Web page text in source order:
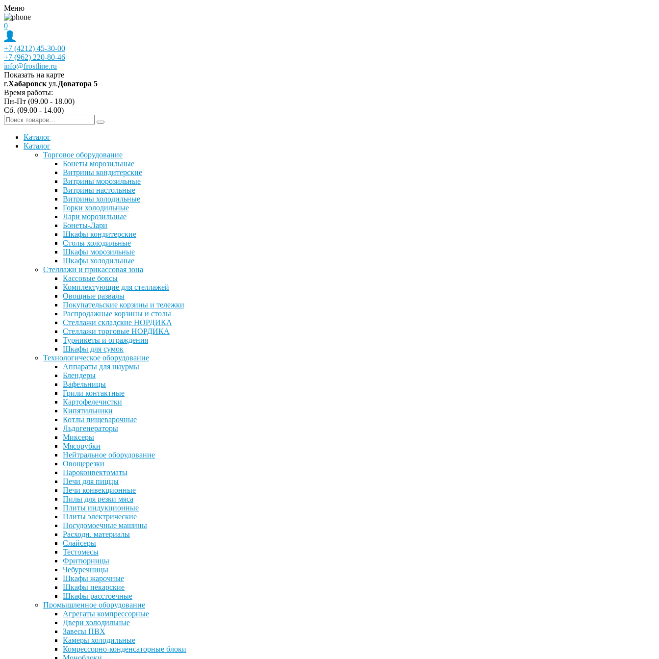
Меню
0
+7 (4212) 45-30-00
+7 (962) 220-80-46
info@frostline.ru
Показать на карте
г.Хабаровск ул.Доватора 5
Время работы:
Пн-Пт (09.00 - 18.00)
Сб. (09.00 - 14.00)
Каталог
Каталог
Торговое оборудование
Бонеты морозильные
Витрины кондитерские
Витрины морозильные
Витрины настольные
Витрины холодильные
Горки холодильные
Лари морозильные
Бонеты-Лари
Шкафы кондитерские
Столы холодильные
Шкафы морозильные
Шкафы холодильные
Стеллажи и прикассовая зона
Кассовые боксы
Комплектующие для стеллажей
Овощные развалы
Покупательские корзины и тележки
Распродажные корзины и столы
Стеллажи складские НОРДИКА
Стеллажи торговые НОРДИКА
Турникеты и ограждения
Шкафы для сумок
Технологическое оборудование
Аппараты для шаурмы
Блендеры
Вафельницы
Грили контактные
Картофелечистки
Кипятильники
Котлы пищеварочные
Льдогенераторы
Миксеры
Мясорубки
Нейтральное оборудование
Овощерезки
Пароконвектоматы
Печи для пиццы
Печи конвекционные
Пилы для резки мяса
Плиты индукционные
Плиты электрические
Посудомоечные машины
Расходн. материалы
Слайсеры
Тестомесы
Фритюрницы
Чебуречницы
Шкафы жарочные
Шкафы пекарские
Шкафы расстоечные
Промышленное оборудование
Агрегаты компрессорные
Двери холодильные
Завесы ПВХ
Камеры холодильные
Комрессорно-конденсаторные блоки